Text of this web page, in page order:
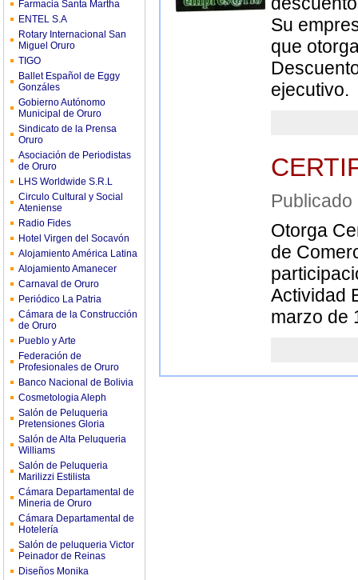
Farmacia Santa Martha
ENTEL S.A
Rotary Internacional San
Miguel Oruro
TIGO
Ballet Español de Eggy
Gonzáles
Gobierno Autónomo
Municipal de Oruro
Sindicato de la Prensa
Oruro
Asociación de Periodistas
de Oruro
LHS Worldwide S.R.L
Circulo Cultural y Social
Ateniense
Radio Fides
Hotel Virgen del Socavón
Alojamiento América Latina
Alojamiento Amanecer
Carnaval de Oruro
Periódico La Patria
Cámara de la Construcción
de Oruro
Pueblo y Arte
Federación de
Profesionales de Oruro
Banco Nacional de Bolivia
Cosmetologia Aleph
Salón de Peluqueria
Pretensiones Gloria
Salón de Alta Peluqueria
Williams
Salón de Peluqueria
Marilizzi Estilista
Cámara Departamental de
Mineria de Oruro
Cámara Departamental de
Hotelería
Salón de peluqueria Victor
Peinador de Reinas
Diseños Monika
Su
que
ejecutivo.
Otorga
de
Actividad
marzo de